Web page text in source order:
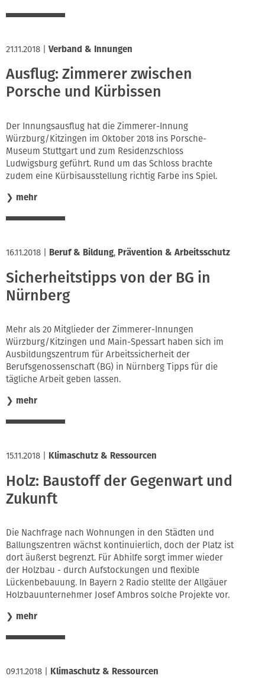
21.11.2018 Verband & Innungen
Ausflug: Zimmerer zwischen
Porsche und Kürbissen
Der Innungsausflug hat die Zimmerer-Innung
Würzburg/Kitzingen im Oktober 2018 ins Porsche-
Museum Stuttgart und zum Residenzschloss
Ludwigsburg geführt. Rund um das Schloss brachte
zudem eine Kürbisausstellung richtig Farbe ins Spiel.
❯ mehr
16.11.2018 Beruf & Bildung, Prävention & Arbeitsschutz
Sicherheitstipps von der BG in
Nürnberg
Mehr als 20 Mitglieder der Zimmerer-Innungen
Würzburg/Kitzingen und Main-Spessart haben sich im
Ausbildungszentrum für Arbeitssicherheit der
Berufsgenossenschaft (BG) in Nürnberg Tipps für die
tägliche Arbeit geben lassen.
❯ mehr
15.11.2018 Klimaschutz & Ressourcen
Holz: Baustoff der Gegenwart und
Zukunft
Die Nachfrage nach Wohnungen in den Städten und
Ballungszentren wächst kontinuierlich, doch der Platz ist
dort äußerst begrenzt. Für Abhilfe sorgt immer wieder
der Holzbau - durch Aufstockungen und flexible
Lückenbebauung. In Bayern 2 Radio stellte der Allgäuer
Holzbauunternehmer Josef Ambros solche Projekte vor.
❯ mehr
09.11.2018 Klimaschutz & Ressourcen